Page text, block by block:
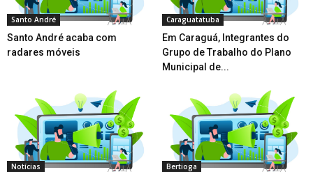
Santo André
Santo André acaba com
radares móveis
Caraguatatuba
Em Caraguá, Integrantes do
Grupo de Trabalho do Plano
Municipal de...
Notícias Bertioga